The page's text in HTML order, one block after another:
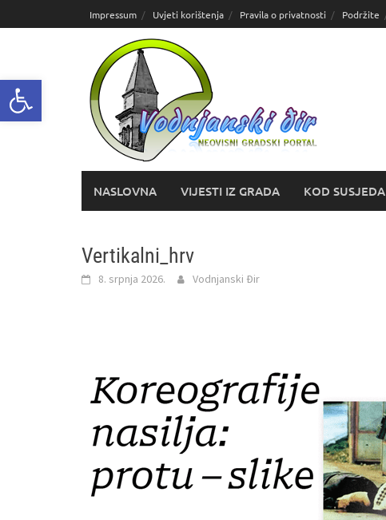
Open toolbar
do
Impressum Uvjeti korištenja Pravila o privatnosti Podržite
NASLOVNA VIJESTI IZ GRADA KOD SUSJEDA
Vertikalni_hrv
8. srpnja 2026. Vodnjanski Đir